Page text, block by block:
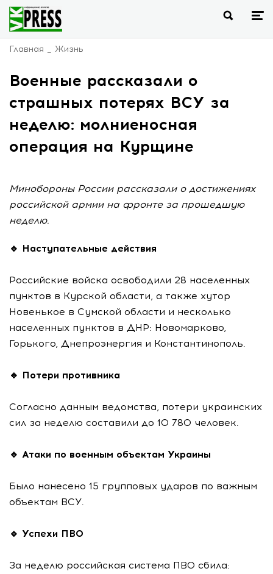
Главная Жизнь
Военные рассказали о
страшных потерях ВСУ за
неделю: молниеносная
операция на Курщине
Минобороны России рассказали о достижениях
российской армии на фронте за прошедшую
неделю.
🔹 Наступательные действия
Российские войска освободили 28 населенных
пунктов в Курской области, а также хутор
Новенькое в Сумской области и несколько
населенных пунктов в ДНР: Новомарково,
Горького, Днепроэнергия и Константинополь.
🔹 Потери противника
Согласно данным ведомства, потери украинских
сил за неделю составили до 10 780 человек.
🔹 Атаки по военным объектам Украины
Было нанесено 15 групповых ударов по важным
объектам ВСУ.
🔹 Успехи ПВО
За неделю российская система ПВО сбила: